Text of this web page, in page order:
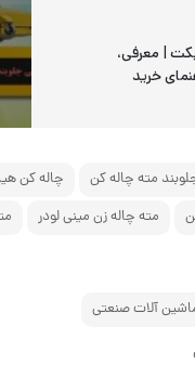
| معرفی،
خرید
مته چاله کن
چاله کن
مته چاله زن مینی لودر
آلات صنعتی